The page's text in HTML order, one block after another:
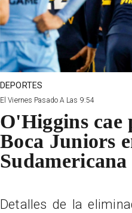
DEPORTES
El Viernes Pasado A Las 9:54
O'Higgins cae
Boca Juniors
Sudamericana
Detalles de la